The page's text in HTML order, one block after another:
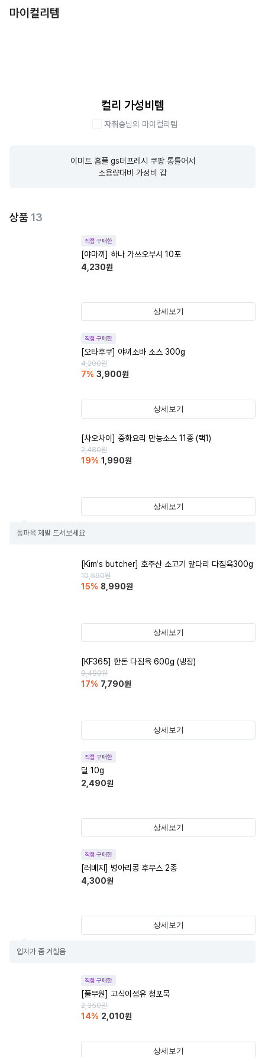
마이컬리템
컬리 가성비템
자취숭님의 마이컬리템
이미트 홈플 gs더프레시 쿠팡 통틀어서
소용량대비 가성비 갑
상품 13
직접 구매한
[야마끼] 하나 가쓰오부시 10포
4,230원
상세보기
직접 구매한
[오타후쿠] 야끼소바 소스 300g
4,200원
7% 3,900원
상세보기
[차오차이] 중화요리 만능소스 11종 (택1)
2,480원
19% 1,990원
상세보기
동파육 제발 드셔보세요
[Kim's butcher] 호주산 소고기 앞다리 다짐육300g
10,590원
15% 8,990원
상세보기
[KF365] 한돈 다짐육 600g (냉장)
9,490원
17% 7,790원
상세보기
직접 구매한
딜 10g
2,490원
상세보기
직접 구매한
[러베지] 병아리콩 후무스 2종
4,300원
상세보기
입자가 좀 거칠음
직접 구매한
[풀무원] 고식이섬유 청포묵
2,350원
14% 2,010원
상세보기